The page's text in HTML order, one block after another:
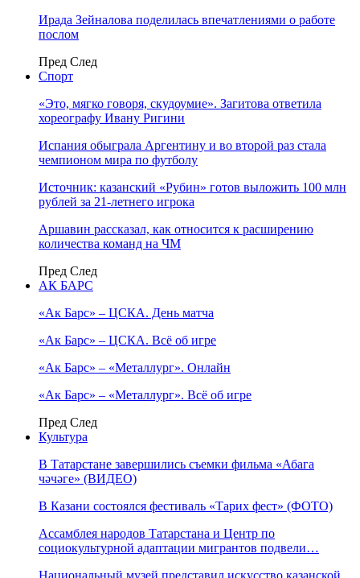
Ирада Зейналова поделилась впечатлениями о работе
послом
Пред След
Спорт
«Это, мягко говоря, скудоумие». Загитова ответила
хореографу Ивану Ригини
Испания обыграла Аргентину и во второй раз стала
чемпионом мира по футболу
Источник: казанский «Рубин» готов выложить 100 млн
рублей за 21-летнего игрока
Аршавин рассказал, как относится к расширению
количества команд на ЧМ
Пред След
АК БАРС
«Ак Барс» – ЦСКА. День матча
«Ак Барс» – ЦСКА. Всё об игре
«Ак Барс» – «Металлург». Онлайн
«Ак Барс» – «Металлург». Всё об игре
Пред След
Культура
В Татарстане завершились съемки фильма «Абага
чәчәге» (ВИДЕО)
В Казани состоялся фестиваль «Тарих фест» (ФОТО)
Ассамблея народов Татарстана и Центр по
социокультурной адаптации мигрантов подвели…
Национальный музей представил искусство казанской